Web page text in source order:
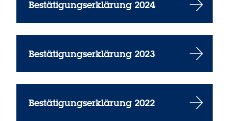
Bestätigungserklärung 2024
Bestätigungserklärung 2023
Bestätigungserklärung 2022